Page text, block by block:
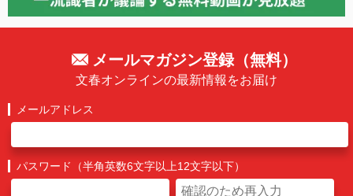
メールマガジン登録（無料）
文春オンラインの最新情報をお届け
メールアドレス
パスワード（半角英数6文字以上12文字以下）